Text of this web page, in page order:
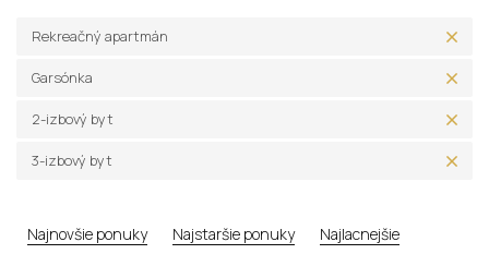
Rekreačný apartmán
Garsónka
2-izbový byt
3-izbový byt
Najnovšie ponuky Najstaršie ponuky Najlacnejšie